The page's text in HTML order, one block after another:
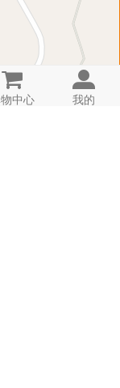

中心

我的